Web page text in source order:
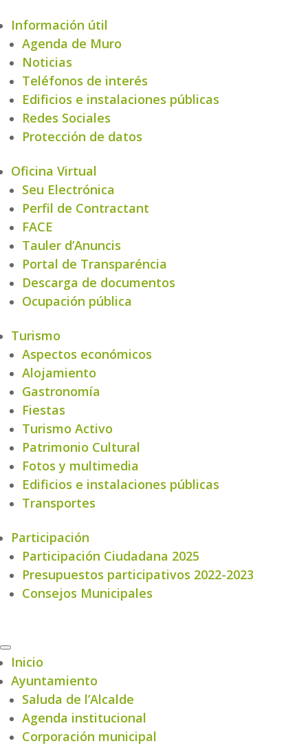
Información útil
Agenda de Muro
Noticias
Teléfonos de interés
Edificios e instalaciones públicas
Redes Sociales
Protección de datos
Oficina Virtual
Seu Electrónica
Perfil de Contractant
FACE
Tauler d’Anuncis
Portal de Transparéncia
Descarga de documentos
Ocupación pública
Turismo
Aspectos económicos
Alojamiento
Gastronomía
Fiestas
Turismo Activo
Patrimonio Cultural
Fotos y multimedia
Edificios e instalaciones públicas
Transportes
Participación
Participación Ciudadana 2025
Presupuestos participativos 2022-2023
Consejos Municipales
Inicio
Ayuntamiento
Saluda de l’Alcalde
Agenda institucional
Corporación municipal